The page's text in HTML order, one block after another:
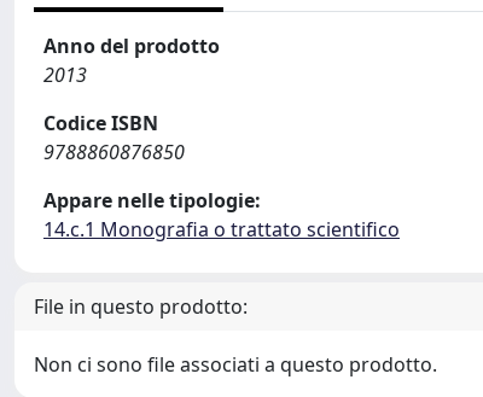
Anno del prodotto
2013
Codice ISBN
9788860876850
Appare nelle tipologie:
14.c.1 Monografia o trattato scientifico
File in questo prodotto:
Non ci sono file associati a questo prodotto.